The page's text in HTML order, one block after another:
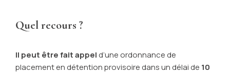
Quel recours ?
Il peut être fait appel d’une ordonnance de
placement en détention provisoire dans un délai de 10